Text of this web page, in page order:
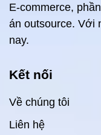
E-commerce,
án outsource. Với
nay.
Kết nối
Về chúng tôi
Liên hệ